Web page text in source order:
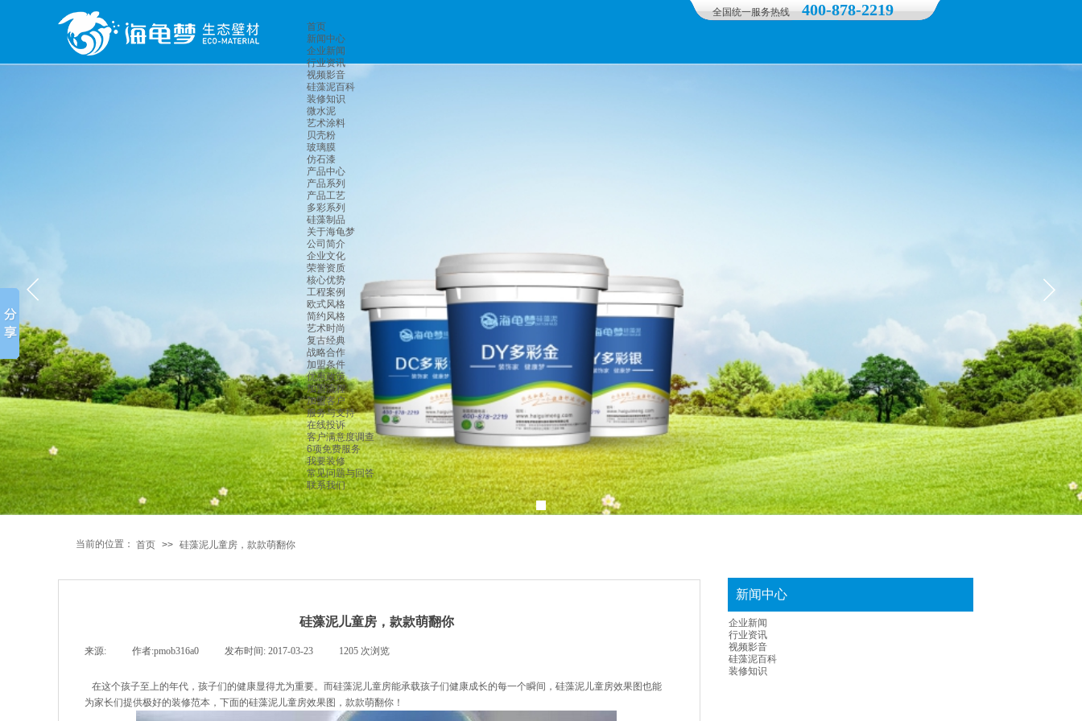
全国统一服务热线 400-878-2219
首页
新闻中心
企业新闻
行业资讯
视频影音
硅藻泥百科
装修知识
微水泥
艺术涂料
贝壳粉
玻璃膜
仿石漆
产品中心
产品系列
产品工艺
多彩系列
硅藻制品
关于海龟梦
公司简介
企业文化
荣誉资质
核心优势
工程案例
欧式风格
简约风格
艺术时尚
复古经典
战略合作
加盟条件
优惠政策
加盟流程
加盟客户
服务与支持
在线投诉
客户满意度调查
6项免费服务
我要装修
常见问题与回答
联系我们
当前的位置： 首页 >> 硅藻泥儿童房，款款萌翻你
新闻中心
硅藻泥儿童房，款款萌翻你
来源: 作者:pmob316a0 发布时间: 2017-03-23 1205 次浏览
在这个孩子至上的年代，孩子们的健康显得尤为重要。而硅藻泥儿童房能承载孩子们健康成长的每一个瞬间，硅藻泥儿童房效果图也能
为家长们提供极好的装修范本，下面的硅藻泥儿童房效果图， 款款萌翻你 ！
企业新闻
行业资讯
视频影音
硅藻泥百科
装修知识